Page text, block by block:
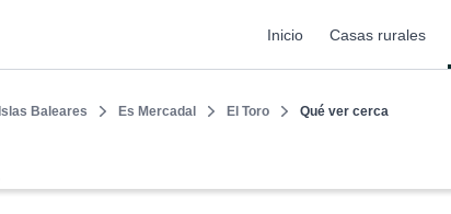
Inicio Casas rurales
Islas Baleares Es Mercadal El Toro Qué ver cerca